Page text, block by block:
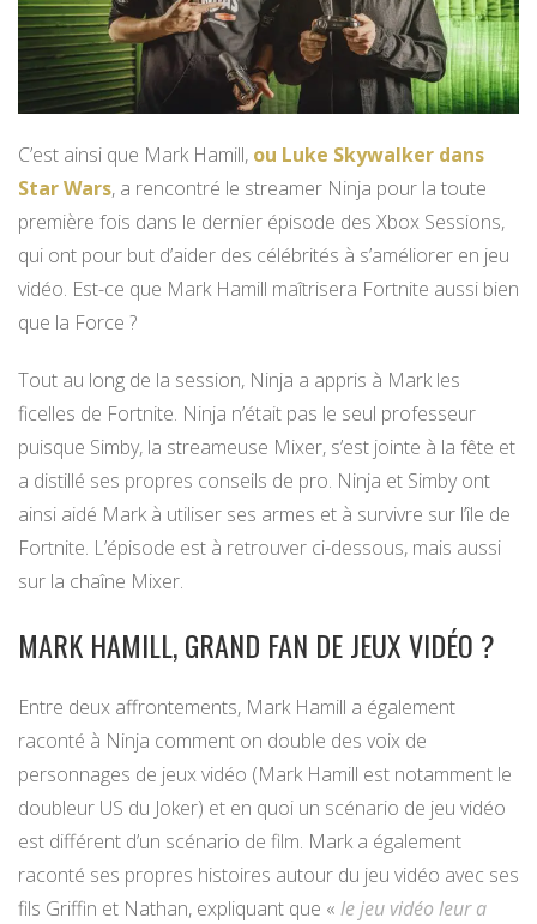
C’est ainsi que Mark Hamill, ou Luke Skywalker dans
Star Wars, a rencontré le streamer Ninja pour la toute
première fois dans le dernier épisode des Xbox Sessions,
qui ont pour but d’aider des célébrités à s’améliorer en jeu
vidéo. Est-ce que Mark Hamill maîtrisera Fortnite aussi bien
que la Force ?
Tout au long de la session, Ninja a appris à Mark les
ficelles de Fortnite. Ninja n’était pas le seul professeur
puisque Simby, la streameuse Mixer, s’est jointe à la fête et
a distillé ses propres conseils de pro. Ninja et Simby ont
ainsi aidé Mark à utiliser ses armes et à survivre sur l’île de
Fortnite. L’épisode est à retrouver ci-dessous, mais aussi
sur la chaîne Mixer.
MARK HAMILL, GRAND FAN DE JEUX VIDÉO ?
Entre deux affrontements, Mark Hamill a également
raconté à Ninja comment on double des voix de
personnages de jeux vidéo (Mark Hamill est notamment le
doubleur US du Joker) et en quoi un scénario de jeu vidéo
est différent d’un scénario de film. Mark a également
raconté ses propres histoires autour du jeu vidéo avec ses
fils Griffin et Nathan, expliquant que « le jeu vidéo leur a